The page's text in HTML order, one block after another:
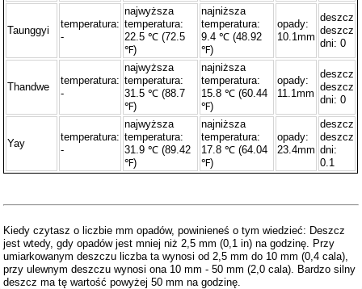
Taunggyi
temperatura:
-
najwyższa
temperatura:
22.5 ℃ (72.5
℉)
najniższa
temperatura:
9.4 ℃ (48.92
℉)
opady:
10.1mm
deszcz
deszcz
dni: 0
Thandwe
temperatura:
-
najwyższa
temperatura:
31.5 ℃ (88.7
℉)
najniższa
temperatura:
15.8 ℃ (60.44
℉)
opady:
11.1mm
deszcz
deszcz
dni: 0
Yay
temperatura:
-
najwyższa
temperatura:
31.9 ℃ (89.42
℉)
najniższa
temperatura:
17.8 ℃ (64.04
℉)
opady:
23.4mm
deszcz
deszcz
dni:
0.1
Kiedy czytasz o liczbie mm opadów, powinieneś o tym wiedzieć: Deszcz
jest wtedy, gdy opadów jest mniej niż 2,5 mm (0,1 in) na godzinę. Przy
umiarkowanym deszczu liczba ta wynosi od 2,5 mm do 10 mm (0,4 cala),
przy ulewnym deszczu wynosi ona 10 mm - 50 mm (2,0 cala). Bardzo silny
deszcz ma tę wartość powyżej 50 mm na godzinę.